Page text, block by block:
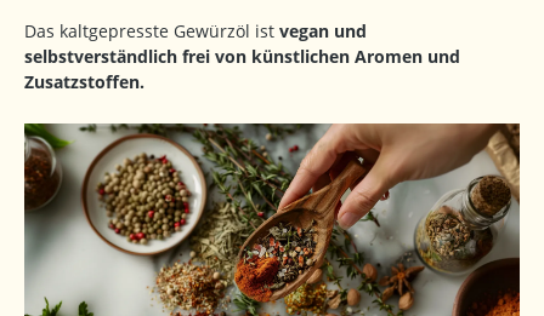
Das kaltgepresste Gewürzöl ist vegan und
selbstverständlich frei von künstlichen Aromen und
Zusatzstoffen.